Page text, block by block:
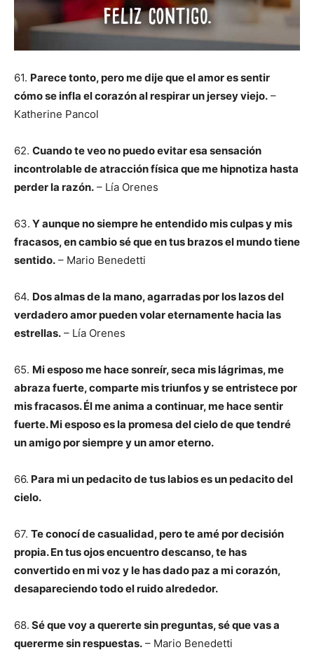
61. Parece tonto, pero me dije que el amor es sentir
cómo se infla el corazón al respirar un jersey viejo. –
Katherine Pancol
62. Cuando te veo no puedo evitar esa sensación
incontrolable de atracción física que me hipnotiza hasta
perder la razón. – Lía Orenes
63. Y aunque no siempre he entendido mis culpas y mis
fracasos, en cambio sé que en tus brazos el mundo tiene
sentido. – Mario Benedetti
64. Dos almas de la mano, agarradas por los lazos del
verdadero amor pueden volar eternamente hacia las
estrellas. – Lía Orenes
65. Mi esposo me hace sonreír, seca mis lágrimas, me
abraza fuerte, comparte mis triunfos y se entristece por
mis fracasos. Él me anima a continuar, me hace sentir
fuerte. Mi esposo es la promesa del cielo de que tendré
un amigo por siempre y un amor eterno.
66. Para mi un pedacito de tus labios es un pedacito del
cielo.
67. Te conocí de casualidad, pero te amé por decisión
propia. En tus ojos encuentro descanso, te has
convertido en mi voz y le has dado paz a mi corazón,
desapareciendo todo el ruido alrededor.
68. Sé que voy a quererte sin preguntas, sé que vas a
quererme sin respuestas. – Mario Benedetti